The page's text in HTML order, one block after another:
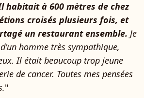
habitait à 600 mètres de chez
croisés plusieurs fois, et
un restaurant ensemble. Je
homme très sympathique,
Il était beaucoup trop jeune
de cancer. Toutes mes pensées
"